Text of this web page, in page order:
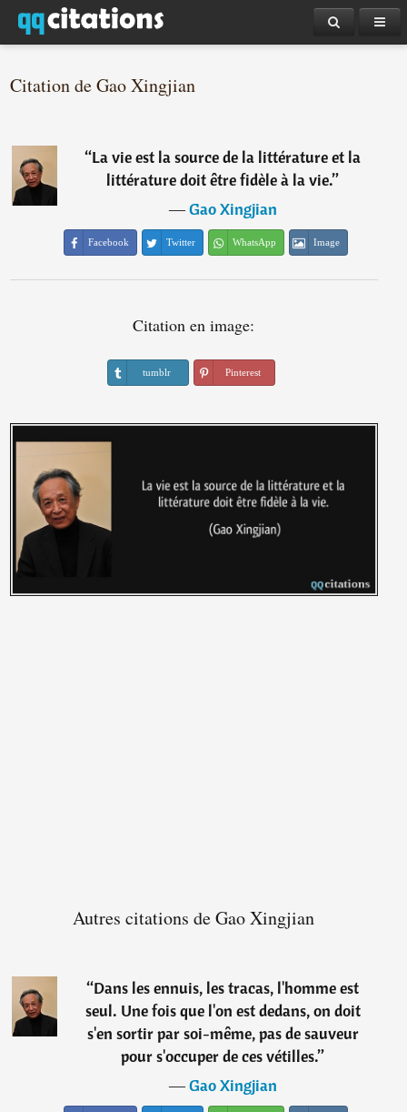
Citation de Gao Xingjian
“La vie est la source de la littérature et la
littérature doit être fidèle à la vie.”
―Gao Xingjian
Facebook Twitter WhatsApp Image
Citation en image:
tumblr Pinterest
Autres citations de Gao Xingjian
“Dans les ennuis, les tracas, l'homme est
seul. Une fois que l'on est dedans, on doit
s'en sortir par soi-même, pas de sauveur
pour s'occuper de ces vétilles.”
―Gao Xingjian